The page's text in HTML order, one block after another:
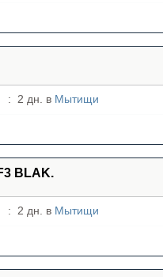
: 2 дн. в Мытищи
BLAK.
: 2 дн. в Мытищи